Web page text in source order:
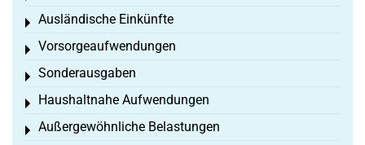
Ausländische Einkünfte
Toggle menu
Vorsorgeaufwendungen
Toggle menu
Sonderausgaben
Toggle menu
Haushaltnahe Aufwendungen
Toggle menu
Außergewöhnliche Belastungen
Toggle menu